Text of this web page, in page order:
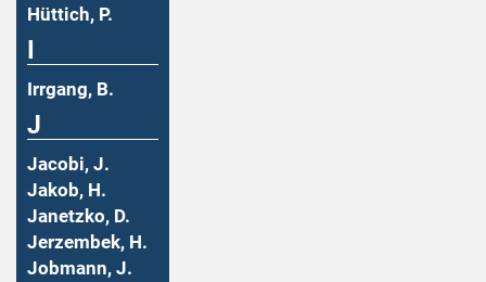
Hüttich, P.
Irrgang, B.
J
Jacobi, J.
Jakob, H.
Janetzko, D.
Jerzembek, H.
Jobmann, J.